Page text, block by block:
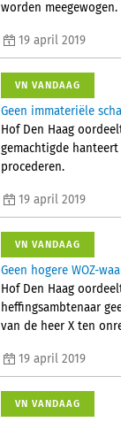
worden meegewogen.
19 april 2019
VN VANDAAG
Geen immateriële
Hof Den Haag
gemachtigde
procederen.
19 april 2019
VN VANDAAG
Geen hogere WOZ-
Hof Den Haag
heffingsambtenaar
van de heer X ten
19 april 2019
VN VANDAAG